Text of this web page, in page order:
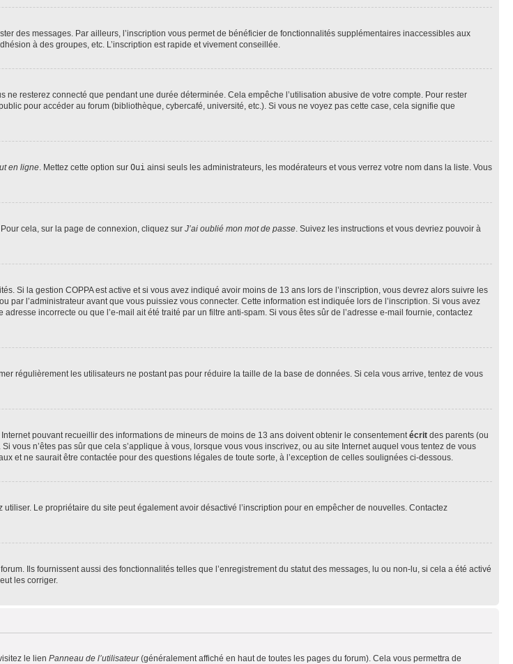
des messages. Par ailleurs, l’inscription vous permet de bénéficier de fonctionnalités supplémentaires inaccessibles aux
à des groupes, etc. L’inscription est rapide et vivement conseillée.
ne resterez connecté que pendant une durée déterminée. Cela empêche l’utilisation abusive de votre compte. Pour rester
pour accéder au forum (bibliothèque, cybercafé, université, etc.). Si vous ne voyez pas cette case, cela signifie que
en ligne. Mettez cette option sur Oui ainsi seuls les administrateurs, les modérateurs et vous verrez votre nom dans la liste. Vous
cela, sur la page de connexion, cliquez sur J’ai oublié mon mot de passe. Suivez les instructions et vous devriez pouvoir à
Si la gestion COPPA est active et si vous avez indiqué avoir moins de 13 ans lors de l’inscription, vous devrez alors suivre les
l’administrateur avant que vous puissiez vous connecter. Cette information est indiquée lors de l’inscription. Si vous avez
incorrecte ou que l’e-mail ait été traité par un filtre anti-spam. Si vous êtes sûr de l’adresse e-mail fournie, contactez
régulièrement les utilisateurs ne postant pas pour réduire la taille de la base de données. Si cela vous arrive, tentez de vous
pouvant recueillir des informations de mineurs de moins de 13 ans doivent obtenir le consentementécrit des parents (ou
vous n’êtes pas sûr que cela s’applique à vous, lorsque vous vous inscrivez, ou au site Internet auquel vous tentez de vous
et ne saurait être contactée pour des questions légales de toute sorte, à l’exception de celles soulignées ci-dessous.
Le propriétaire du site peut également avoir désactivé l’inscription pour en empêcher de nouvelles. Contactez
Ils fournissent aussi des fonctionnalités telles que l’enregistrement du statut des messages, lu ou non-lu, si cela a été activé
les corriger.
le lien Panneau de l’utilisateur(généralement affiché en haut de toutes les pages du forum). Cela vous permettra de